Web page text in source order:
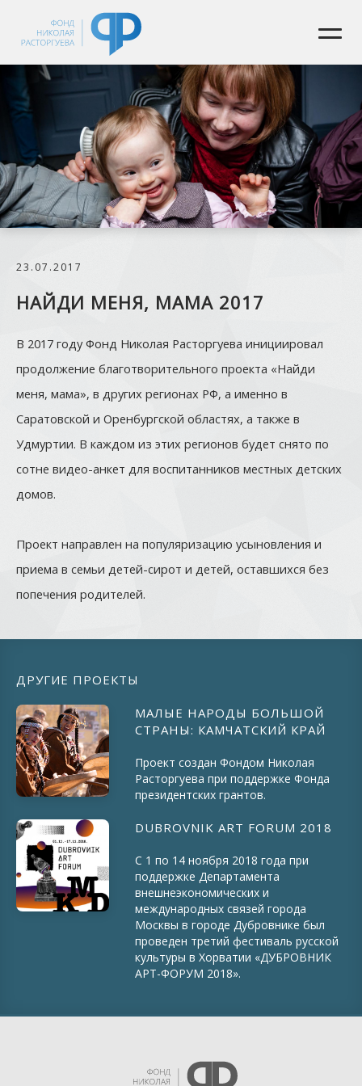
23.07.2017
НАЙДИ МЕНЯ, МАМА 2017
В 2017 году Фонд Николая Расторгуева инициировал
продолжение благотворительного проекта «Найди
меня, мама», в других регионах РФ, а именно в
Саратовской и Оренбургской областях, а также в
Удмуртии. В каждом из этих регионов будет снято по
сотне видео-анкет для воспитанников местных детских
домов.
Проект направлен на популяризацию усыновления и
приема в семьи детей-сирот и детей, оставшихся без
попечения родителей.
ДРУГИЕ ПРОЕКТЫ
МАЛЫЕ НАРОДЫ БОЛЬШОЙ
СТРАНЫ: КАМЧАТСКИЙ КРАЙ
Проект создан Фондом Николая
Расторгуева при поддержке Фонда
президентских грантов.
DUBROVNIK ART FORUM 2018
С 1 по 14 ноября 2018 года при
поддержке Департамента
внешнеэкономических и
международных связей города
Москвы в городе Дубровнике был
проведен третий фестиваль русской
культуры в Хорватии «ДУБРОВНИК
АРТ-ФОРУМ 2018».